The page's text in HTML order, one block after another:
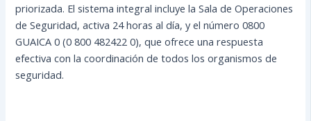
priorizada. El sistema integral incluye la Sala de Operaciones
de Seguridad, activa 24 horas al día, y el número 0800
GUAICA 0 (0 800 482422 0), que ofrece una respuesta
efectiva con la coordinación de todos los organismos de
seguridad.